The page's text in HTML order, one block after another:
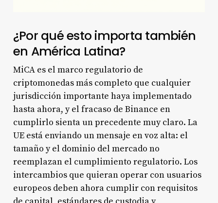
¿Por qué esto importa también
en América Latina?
MiCA es el marco regulatorio de
criptomonedas más completo que cualquier
jurisdicción importante haya implementado
hasta ahora, y el fracaso de Binance en
cumplirlo sienta un precedente muy claro. La
UE está enviando un mensaje en voz alta: el
tamaño y el dominio del mercado no
reemplazan el cumplimiento regulatorio. Los
intercambios que quieran operar con usuarios
europeos deben ahora cumplir con requisitos